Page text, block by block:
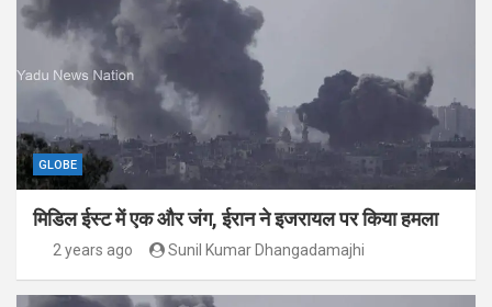
GLOBE
मिडिल ईस्ट में एक और जंग, ईरान ने इजरायल पर किया हमला
2 years ago Sunil Kumar Dhangadamajhi